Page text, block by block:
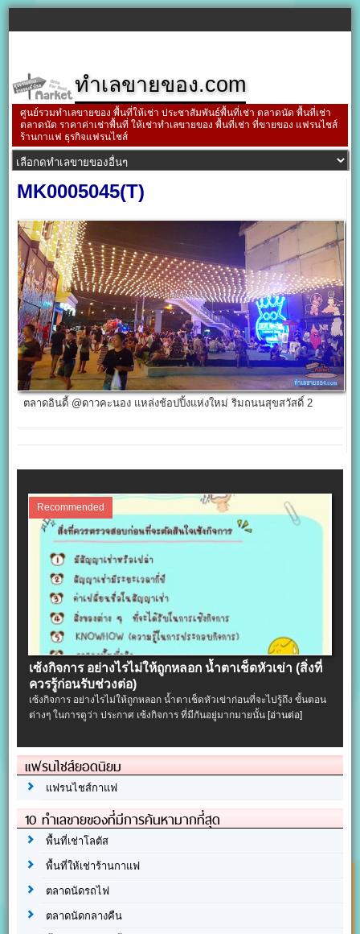
ทำเลขายของ.com
ศูนย์รวมทำเลขายของ พื้นที่ให้เช่า ประชาสัมพันธ์พื้นที่เช่า ตลาดนัด พื้นที่เช่า
ตลาดนัด ราคาค่าเช่าพื้นที่ ให้เช่าทำเลขายของ พื้นที่เช่า ที่ขายของ แฟรนไชส์
ร้านกาแฟ ธุรกิจแฟรนไชส์
MK0005045(T)
ตลาดอินดี้ @ดาวคะนอง แหล่งช้อปปิ้งแห่งใหม่ ริมถนนสุขสวัสดิ์ 2
Recommended
เซ้งกิจการ อย่างไรไม่ให้ถูกหลอก น้ำตาเช็ดหัวเข่า (สิ่งที่
ควรรู้ก่อนรับช่วงต่อ)
เซ้งกิจการ อย่างไรไม่ให้ถูกหลอก น้ำตาเช็ดหัวเข่าก่อนที่จะไปรู้ถึง ขั้นตอน
ต่างๆ ในการดูว่า ประกาศ เซ้งกิจการ ที่มีกันอยู่มากมายนั้น [อ่านต่อ]
แฟรนไชส์ยอดนิยม
แฟรนไชส์กาแฟ
10 ทำเลขายของที่มีการค้นหามากที่สุด
พื้นที่เช่าโลตัส
พื้นที่ให้เช่าร้านกาแฟ
ตลาดนัดรถไฟ
ตลาดนัดกลางคืน